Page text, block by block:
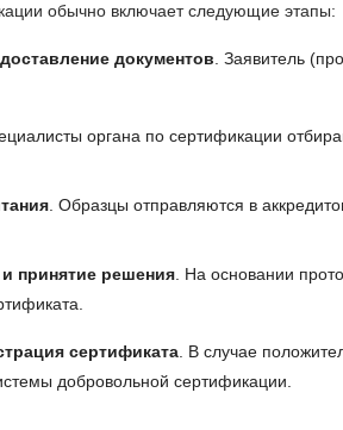
обычно включает следующие этапы:
документов . Заявитель
органа по сертификации
. Образцы отправляются в
принятие решения . На основании
сертификата . В случае
добровольной сертификации.